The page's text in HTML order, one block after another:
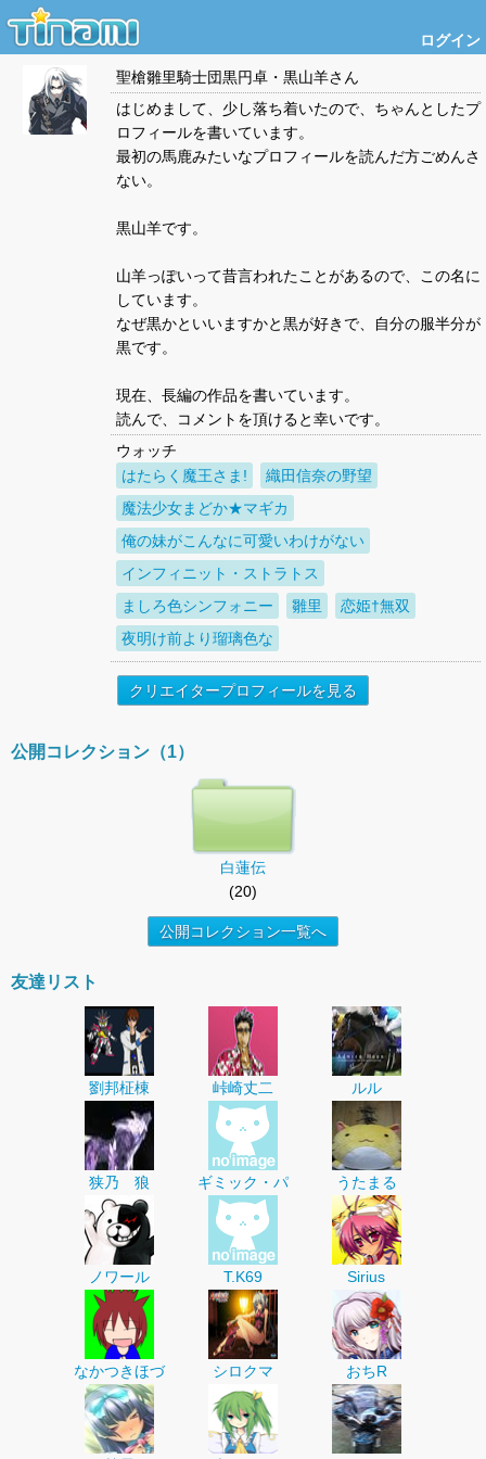
ログイン
聖槍雛里騎士団黒円卓・黒山羊さん
はじめまして、少し落ち着いたので、ちゃんとしたプ
ロフィールを書いています。
最初の馬鹿みたいなプロフィールを読んだ方ごめんさ
ない。
黒山羊です。
山羊っぽいって昔言われたことがあるので、この名に
しています。
なぜ黒かといいますかと黒が好きで、自分の服半分が
黒です。
現在、長編の作品を書いています。
読んで、コメントを頂けると幸いです。
ウォッチ
はたらく魔王さま!
織田信奈の野望
魔法少女まどか★マギカ
俺の妹がこんなに可愛いわけがない
インフィニット・ストラトス
ましろ色シンフォニー
雛里
恋姫†無双
夜明け前より瑠璃色な
クリエイタープロフィールを見る
公開コレクション（1）
白蓮伝
(20)
公開コレクション一覧へ
友達リスト
劉邦柾棟 峠崎丈二 ルル
狭乃 狼 ギミック・パ うたまる
ノワール T.K69 Sirius
なかつきほづ シロクマ おちR